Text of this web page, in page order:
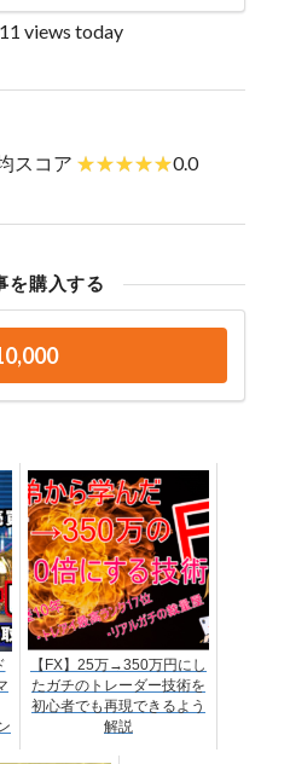
views today
スコア 0.0
を購入する
【FX】25万→350万円にし
たガチのトレーダー技術を
初心者でも再現できるよう
解説